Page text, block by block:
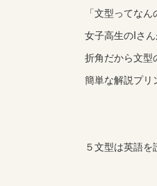
「文型ってな
女子高生のIさ
折角だから文型
簡単な解説プリ
５文型は英語を